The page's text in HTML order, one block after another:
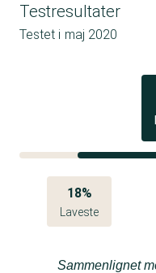
Testresultater
Testet i maj 2020
18%
Laveste
Sammenlignet